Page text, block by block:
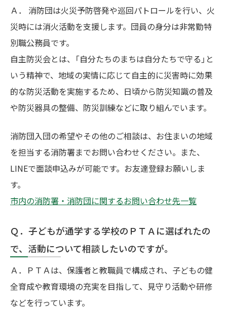
Ａ． 消防団は火災予防啓発や巡回パトロールを行い、火
災時には消火活動を支援します。団員の身分は非常勤特
別職公務員です。
自主防災会とは、「自分たちのまちは自分たちで守る」と
いう精神で、地域の実情に応じて自主的に災害時に効果
的な防災活動を実施するため、日頃から防災知識の普及
や防災器具の整備、防災訓練などに取り組んでいます。
消防団入団の希望やその他のご相談は、お住まいの地域
を担当する消防署までお問い合わせください。また、
LINEで面談申込みが可能です。お友達登録お願いしま
す。
市内の消防署・消防団に関するお問い合わせ先一覧
Ｑ．子どもが通学する学校のＰＴＡに選ばれたの
で、活動について相談したいのですが。
Ａ．ＰＴＡは、保護者と教職員で構成され、子どもの健
全育成や教育環境の充実を目指して、見守り活動や研修
などを行っています。